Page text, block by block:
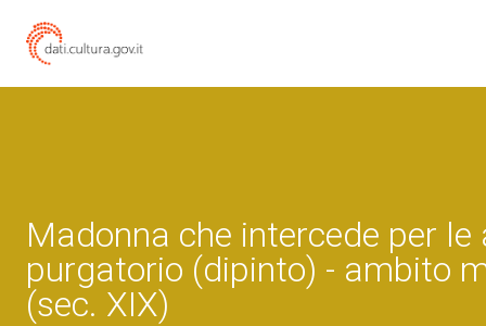
Madonna che intercede per le
purgatorio (dipinto) - ambito
(sec. XIX)